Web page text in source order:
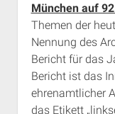
München auf
Themen der
Nennung des
Bericht für das
Bericht ist das
ehrenamtlicher
das Etikett